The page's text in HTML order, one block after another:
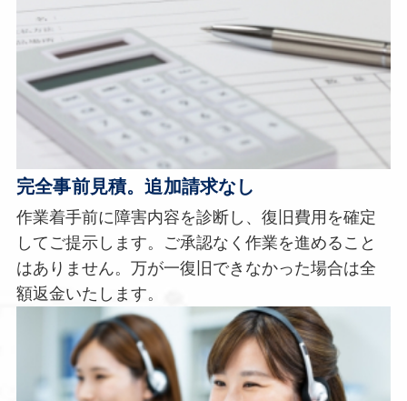
完全事前見積。追加請求なし
作業着手前に障害内容を診断し、復旧費用を確定
してご提示します。ご承認なく作業を進めること
はありません。万が一復旧できなかった場合は全
額返金いたします。